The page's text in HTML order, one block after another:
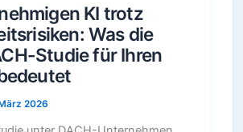
KI trotz
Was die
Studie für Ihren
2026